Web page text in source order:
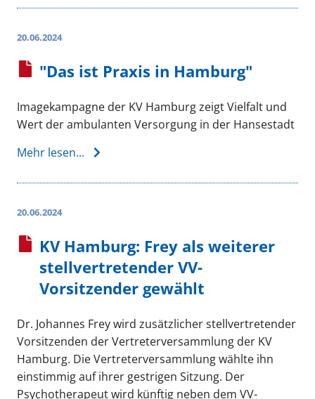
20.06.2024
"Das ist Praxis in Hamburg"
Imagekampagne der KV Hamburg zeigt Vielfalt und
Wert der ambulanten Versorgung in der Hansestadt
Mehr lesen...
20.06.2024
KV Hamburg: Frey als weiterer
stellvertretender VV-
Vorsitzender gewählt
Dr. Johannes Frey wird zusätzlicher stellvertretender
Vorsitzenden der Vertreterversammlung der KV
Hamburg. Die Vertreterversammlung wählte ihn
einstimmig auf ihrer gestrigen Sitzung. Der
Psychotherapeut wird künftig neben dem VV-